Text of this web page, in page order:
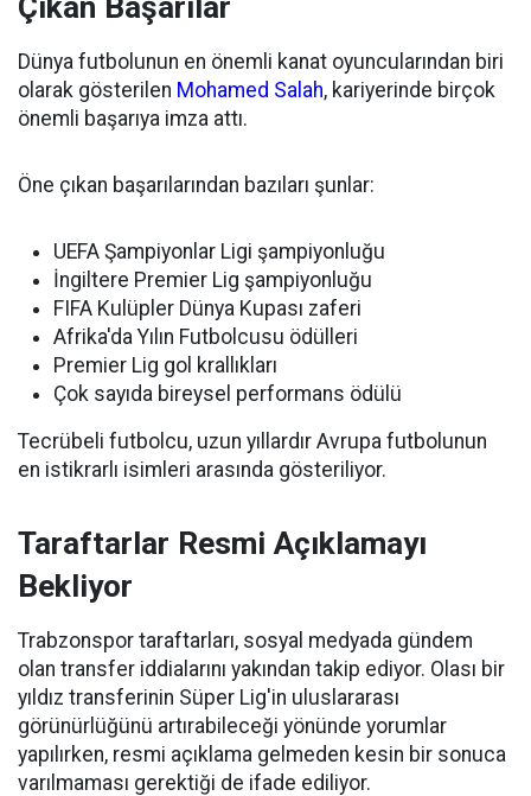
Çıkan Başarılar
Dünya futbolunun en önemli kanat oyuncularından biri
olarak gösterilen Mohamed Salah, kariyerinde birçok
önemli başarıya imza attı.
Öne çıkan başarılarından bazıları şunlar:
UEFA Şampiyonlar Ligi şampiyonluğu
İngiltere Premier Lig şampiyonluğu
FIFA Kulüpler Dünya Kupası zaferi
Afrika'da Yılın Futbolcusu ödülleri
Premier Lig gol krallıkları
Çok sayıda bireysel performans ödülü
Tecrübeli futbolcu, uzun yıllardır Avrupa futbolunun
en istikrarlı isimleri arasında gösteriliyor.
Taraftarlar Resmi Açıklamayı
Bekliyor
Trabzonspor taraftarları, sosyal medyada gündem
olan transfer iddialarını yakından takip ediyor. Olası bir
yıldız transferinin Süper Lig'in uluslararası
görünürlüğünü artırabileceği yönünde yorumlar
yapılırken, resmi açıklama gelmeden kesin bir sonuca
varılmaması gerektiği de ifade ediliyor.